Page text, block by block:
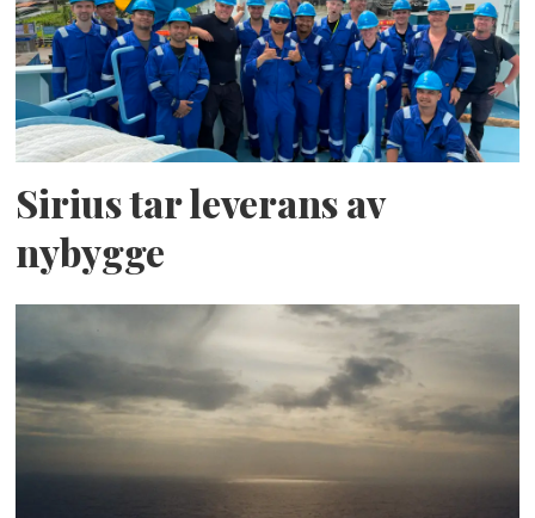
Sirius tar leverans av
nybygge